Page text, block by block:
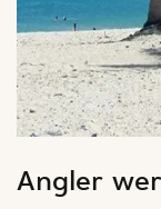
Angler